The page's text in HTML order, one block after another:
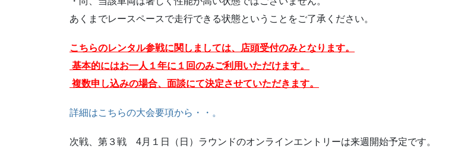
あくまでレースペースで走行できる状態ということをご了承ください。
こちらのレンタル参戦に関しましては、店頭受付のみとなります。
基本的にはお一人１年に１回のみご利用いただけます。
複数申し込みの場合、面談にて決定させていただきます。
詳細はこちらの大会要項から・・。
次戦、第３戦 4月１日（日）ラウンドのオンラインエントリーは来週開始予定です。